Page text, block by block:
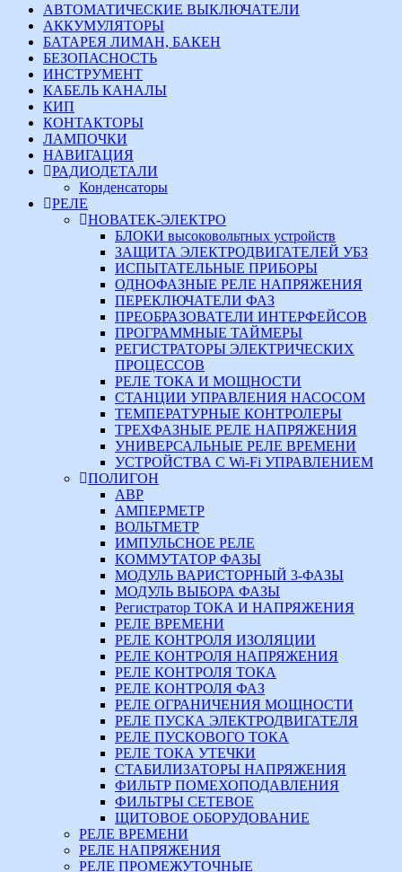
АВТОМАТИЧЕСКИЕ ВЫКЛЮЧАТЕЛИ
АККУМУЛЯТОРЫ
БАТАРЕЯ ЛИМАН, БАКЕН
БЕЗОПАСНОСТЬ
ИНСТРУМЕНТ
КАБЕЛЬ КАНАЛЫ
КИП
КОНТАКТОРЫ
ЛАМПОЧКИ
НАВИГАЦИЯ
РАДИОДЕТАЛИ
Конденсаторы
РЕЛЕ
НОВАТЕК-ЭЛЕКТРО
БЛОКИ высоковольтных устройств
ЗАЩИТА ЭЛЕКТРОДВИГАТЕЛЕЙ УБЗ
ИСПЫТАТЕЛЬНЫЕ ПРИБОРЫ
ОДНОФАЗНЫЕ РЕЛЕ НАПРЯЖЕНИЯ
ПЕРЕКЛЮЧАТЕЛИ ФАЗ
ПРЕОБРАЗОВАТЕЛИ ИНТЕРФЕЙСОВ
ПРОГРАММНЫЕ ТАЙМЕРЫ
РЕГИСТРАТОРЫ ЭЛЕКТРИЧЕСКИХ
ПРОЦЕССОВ
РЕЛЕ ТОКА И МОЩНОСТИ
СТАНЦИИ УПРАВЛЕНИЯ НАСОСОМ
ТЕМПЕРАТУРНЫЕ КОНТРОЛЕРЫ
ТРЕХФАЗНЫЕ РЕЛЕ НАПРЯЖЕНИЯ
УНИВЕРСАЛЬНЫЕ РЕЛЕ ВРЕМЕНИ
УСТРОЙСТВА С Wi-Fi УПРАВЛЕНИЕМ
ПОЛИГОН
АВР
АМПЕРМЕТР
ВОЛЬТМЕТР
ИМПУЛЬСНОЕ РЕЛЕ
КОММУТАТОР ФАЗЫ
МОДУЛЬ ВАРИСТОРНЫЙ 3-ФАЗЫ
МОДУЛЬ ВЫБОРА ФАЗЫ
Регистратор ТОКА И НАПРЯЖЕНИЯ
РЕЛЕ ВРЕМЕНИ
РЕЛЕ КОНТРОЛЯ ИЗОЛЯЦИИ
РЕЛЕ КОНТРОЛЯ НАПРЯЖЕНИЯ
РЕЛЕ КОНТРОЛЯ ТОКА
РЕЛЕ КОНТРОЛЯ ФАЗ
РЕЛЕ ОГРАНИЧЕНИЯ МОЩНОСТИ
РЕЛЕ ПУСКА ЭЛЕКТРОДВИГАТЕЛЯ
РЕЛЕ ПУСКОВОГО ТОКА
РЕЛЕ ТОКА УТЕЧКИ
СТАБИЛИЗАТОРЫ НАПРЯЖЕНИЯ
ФИЛЬТР ПОМЕХОПОДАВЛЕНИЯ
ФИЛЬТРЫ СЕТЕВОЕ
ЩИТОВОЕ ОБОРУДОВАНИЕ
РЕЛЕ ВРЕМЕНИ
РЕЛЕ НАПРЯЖЕНИЯ
РЕЛЕ ПРОМЕЖУТОЧНЫЕ